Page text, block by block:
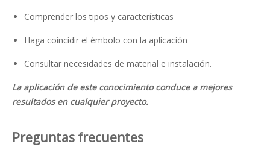
Comprender los tipos y características
Haga coincidir el émbolo con la aplicación
Consultar necesidades de material e instalación.
La aplicación de este conocimiento conduce a mejores
resultados en cualquier proyecto.
Preguntas frecuentes